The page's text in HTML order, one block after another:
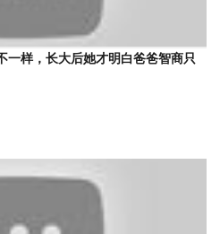
一样，长大后她才明白爸爸智商只